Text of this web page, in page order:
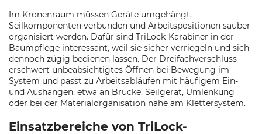
Im Kronenraum müssen Geräte umgehängt,
Seilkomponenten verbunden und Arbeitspositionen sauber
organisiert werden. Dafür sind TriLock-Karabiner in der
Baumpflege interessant, weil sie sicher verriegeln und sich
dennoch zügig bedienen lassen. Der Dreifachverschluss
erschwert unbeabsichtigtes Öffnen bei Bewegung im
System und passt zu Arbeitsabläufen mit häufigem Ein-
und Aushängen, etwa an Brücke, Seilgerät, Umlenkung
oder bei der Materialorganisation nahe am Klettersystem.
Einsatzbereiche von TriLock-